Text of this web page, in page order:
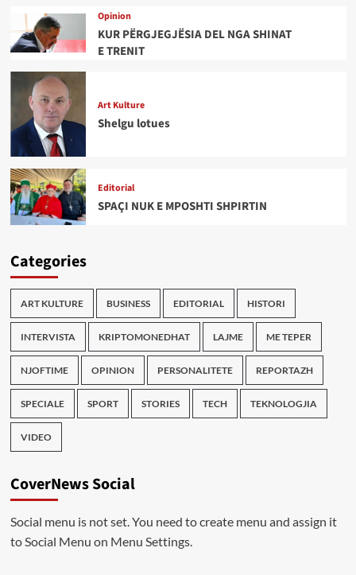
Opinion
KUR PËRGJEGJËSIA DEL NGA SHINAT
E TRENIT
Art Kulture
Shelgu lotues
Editorial
SPAÇI NUK E MPOSHTI SHPIRTIN
Categories
ART KULTURE BUSINESS EDITORIAL HISTORI
INTERVISTA KRIPTOMONEDHAT LAJME ME TEPER
NJOFTIME OPINION PERSONALITETE REPORTAZH
SPECIALE SPORT STORIES TECH TEKNOLOGJIA
VIDEO
CoverNews Social
Social menu is not set. You need to create menu and assign it
to Social Menu on Menu Settings.